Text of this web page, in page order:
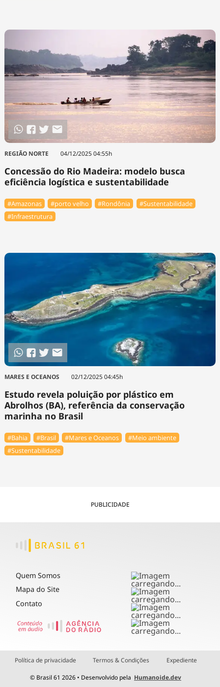
REGIÃO NORTE 04/12/2025 04:55h
Concessão do Rio Madeira: modelo busca
eficiência logística e sustentabilidade
#Amazonas #porto velho #Rondônia
#Sustentabilidade
#Infraestrutura
MARES E OCEANOS 02/12/2025 04:45h
Estudo revela poluição por plástico em
Abrolhos (BA), referência da conservação
marinha no Brasil
#Bahia #Brasil #Mares e Oceanos
#Meio ambiente
#Sustentabilidade
PUBLICIDADE
Quem Somos
Mapa do Site
Contato
Política de privacidade Termos & Condições Expediente
© Brasil 61 2026 • Desenvolvido pela Humanoide.dev